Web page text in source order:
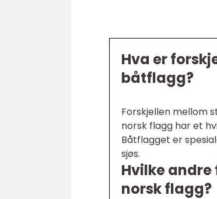
Hva er
båtflagg?
Forskjellen mellom
norsk flagg har et
Båtflagget er
sjøs.
Hvilke
norsk flagg?